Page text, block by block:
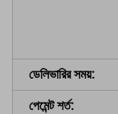
ডেলিভারির সময়:
পেমেন্ট শর্ত: